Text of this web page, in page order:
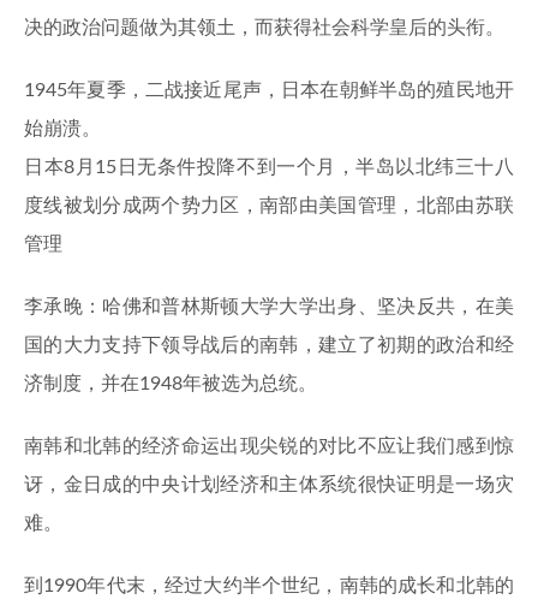
决的政治问题做为其领土，而获得社会科学皇后的头衔。
1945年夏季，二战接近尾声，日本在朝鲜半岛的殖民地开
始崩溃。
日本8月15日无条件投降不到一个月，半岛以北纬三十八
度线被划分成两个势力区，南部由美国管理，北部由苏联
管理
李承晚：哈佛和普林斯顿大学大学出身、坚决反共，在美
国的大力支持下领导战后的南韩，建立了初期的政治和经
济制度，并在1948年被选为总统。
南韩和北韩的经济命运出现尖锐的对比不应让我们感到惊
讶，金日成的中央计划经济和主体系统很快证明是一场灾
难。
到1990年代末，经过大约半个世纪，南韩的成长和北韩的